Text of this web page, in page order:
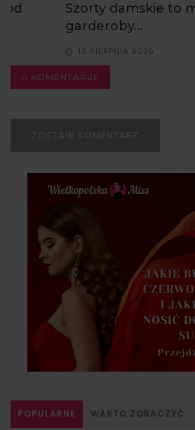
Szorty damskie to must
garderoby...
12 SIERPNIA 2025
0 KOMENTARZE
ZOSTAW KOMENTARZ
POPULARNE WARTO ZOBACZYĆ